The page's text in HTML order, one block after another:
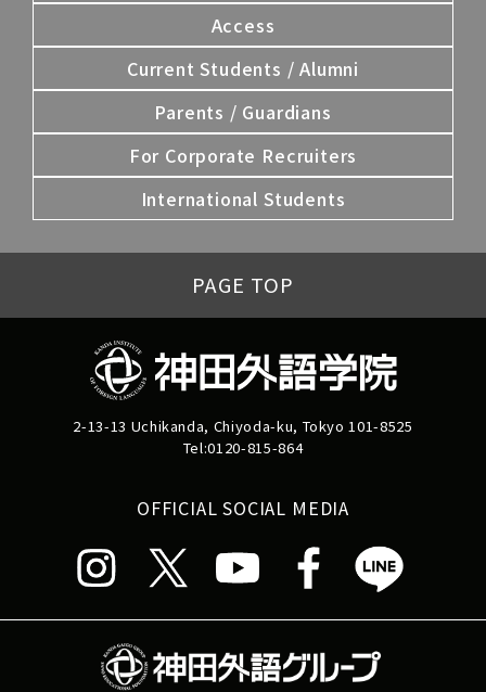
Access
Current Students / Alumni
Parents / Guardians
For Corporate Recruiters
International Students
PAGE TOP
2-13-13 Uchikanda, Chiyoda-ku, Tokyo 101-8525
Tel:0120-815-864
OFFICIAL SOCIAL MEDIA